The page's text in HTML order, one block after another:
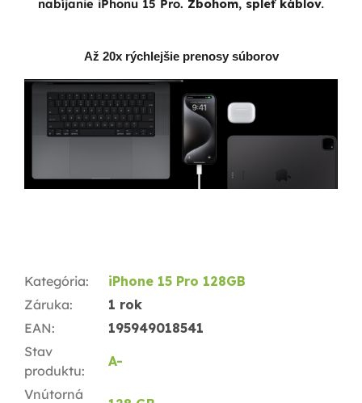
nabíjanie iPhonu 15 Pro. Zbohom, spleť káblov.
Až 20x rýchlejšie prenosy súborov
Kategória:
iPhone 15 Pro 128GB
Záruka:
1 rok
EAN:
195949018541
Stav
produktu:
A-
Vnútorná